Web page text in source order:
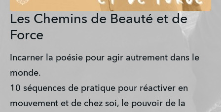
Les Chemins de Beauté et de
Force
Incarner la poésie pour agir autrement dans le
monde.
10 séquences de pratique pour réactiver en
mouvement et de chez soi, le pouvoir de la